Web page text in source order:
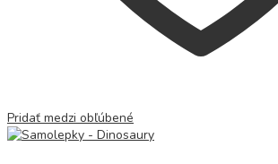
Pridať medzi obľúbené